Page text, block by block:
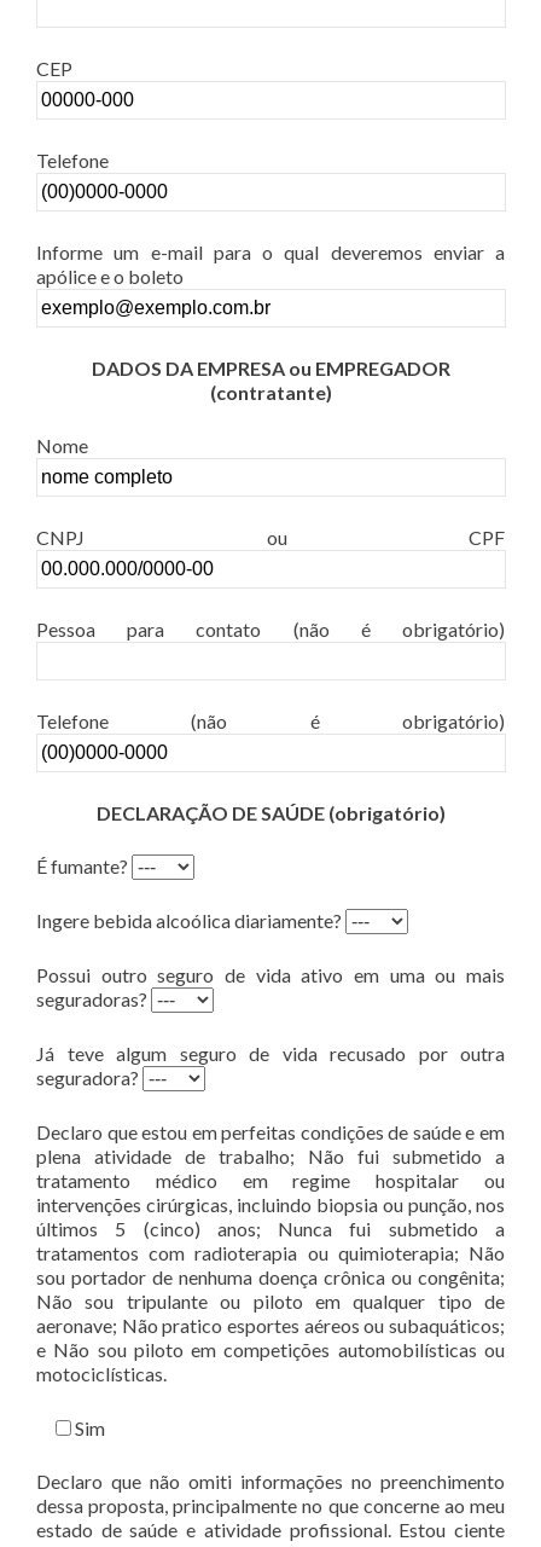
CEP
Telefone
Informe um e-mail para o qual deveremos enviar a
apólice e o boleto
DADOS DA EMPRESA ou EMPREGADOR
(contratante)
Nome
CNPJ ou CPF
Pessoa para contato (não é obrigatório)
Telefone (não é obrigatório)
DECLARAÇÃO DE SAÚDE (obrigatório)
É fumante?
Ingere bebida alcoólica diariamente?
Possui outro seguro de vida ativo em uma ou mais
seguradoras?
Já teve algum seguro de vida recusado por outra
seguradora?
Declaro que estou em perfeitas condições de saúde e em
plena atividade de trabalho; Não fui submetido a
tratamento médico em regime hospitalar ou
intervenções cirúrgicas, incluindo biopsia ou punção, nos
últimos 5 (cinco) anos; Nunca fui submetido a
tratamentos com radioterapia ou quimioterapia; Não
sou portador de nenhuma doença crônica ou congênita;
Não sou tripulante ou piloto em qualquer tipo de
aeronave; Não pratico esportes aéreos ou subaquáticos;
e Não sou piloto em competições automobilísticas ou
motociclísticas.
Sim
Declaro que não omiti informações no preenchimento
dessa proposta, principalmente no que concerne ao meu
estado de saúde e atividade profissional. Estou ciente